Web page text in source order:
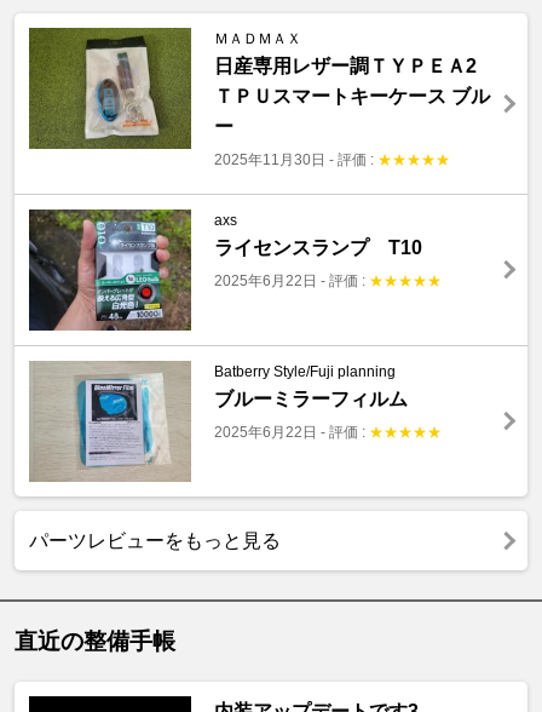
ＭＡＤＭＡＸ
日産専用レザー調ＴＹＰＥＡ2
ＴＰＵスマートキーケース ブル
ー
2025年11月30日 - 評価 : ★★★★★
axs
ライセンスランプ T10
2025年6月22日 - 評価 : ★★★★★
Batberry Style/Fuji planning
ブルーミラーフィルム
2025年6月22日 - 評価 : ★★★★★
パーツレビューをもっと見る
直近の整備手帳